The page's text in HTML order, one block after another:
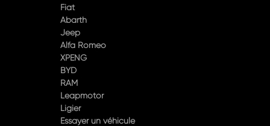
Fiat
Abarth
Jeep
Alfa Romeo
XPENG
BYD
RAM
Leapmotor
Ligier
Essayer un véhicule